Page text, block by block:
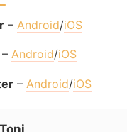
– Android/iOS
– Android/iOS
– Android/iOS
Toni